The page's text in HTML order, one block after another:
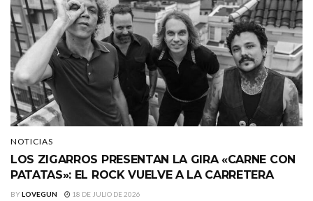
NOTICIAS
LOS ZIGARROS PRESENTAN LA GIRA «CARNE CON
PATATAS»: EL ROCK VUELVE A LA CARRETERA
BYLOVEGUN 18 DE JULIO DE 2026